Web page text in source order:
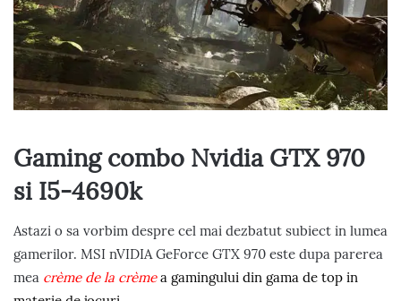
Gaming combo Nvidia GTX 970
si I5-4690k
Astazi o sa vorbim despre cel mai dezbatut subiect in lumea
gamerilor. MSI nVIDIA GeForce GTX 970 este dupa parerea
mea crème de la crème a gamingului din gama de top in